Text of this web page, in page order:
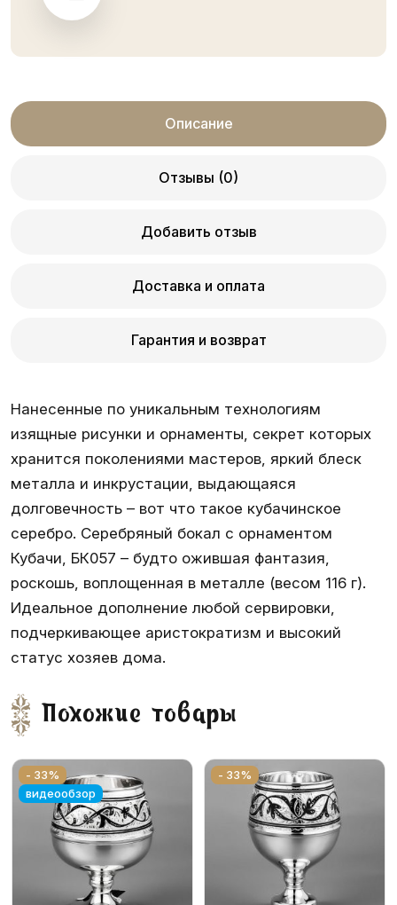
Описание
Отзывы (0)
Добавить отзыв
Доставка и оплата
Гарантия и возврат
Нанесенные по уникальным технологиям
изящные рисунки и орнаменты, секрет которых
хранится поколениями мастеров, яркий блеск
металла и инкрустации, выдающаяся
долговечность – вот что такое кубачинское
серебро. Серебряный бокал с орнаментом
Кубачи, БК057 – будто ожившая фантазия,
роскошь, воплощенная в металле (весом 116 г).
Идеальное дополнение любой сервировки,
подчеркивающее аристократизм и высокий
статус хозяев дома.
Похожие товары
- 33%
видеообзор
- 33%